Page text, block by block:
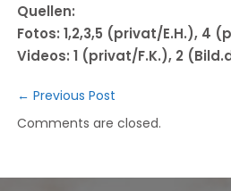
Quellen:
Fotos: 1,2,3,5 (privat/E.H.), 4
Videos: 1 (privat/F.K.), 2
← Previous Post
Comments are closed.